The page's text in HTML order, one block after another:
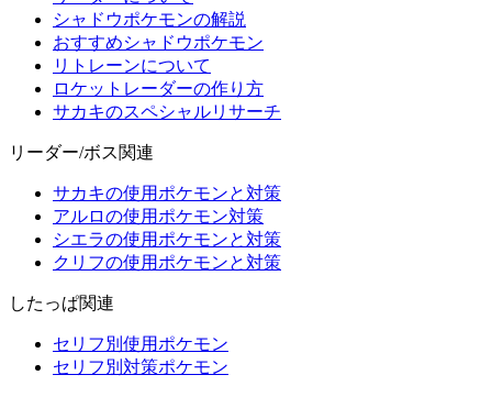
シャドウポケモンの解説
おすすめシャドウポケモン
リトレーンについて
ロケットレーダーの作り方
サカキのスペシャルリサーチ
リーダー/ボス関連
サカキの使用ポケモンと対策
アルロの使用ポケモン対策
シエラの使用ポケモンと対策
クリフの使用ポケモンと対策
したっぱ関連
セリフ別使用ポケモン
セリフ別対策ポケモン